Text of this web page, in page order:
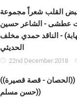
القلب شعراً مجموعة
عطشى - الشاعر حسين
- الناقد حمدي مخلف
الحديثي
22nd December 2018
((الحصان - قصة قصيرة)) ((نبأ
حسن مسلم))